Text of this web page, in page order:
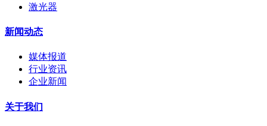
激光器
新闻动态
媒体报道
行业资讯
企业新闻
关于我们